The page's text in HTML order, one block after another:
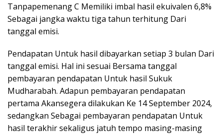
Tanpapemenang C Memiliki imbal hasil ekuivalen 6,8%
Sebagai jangka waktu tiga tahun terhitung Dari
tanggal emisi.
Pendapatan Untuk hasil dibayarkan setiap 3 bulan Dari
tanggal emisi. Hal ini sesuai Bersama tanggal
pembayaran pendapatan Untuk hasil Sukuk
Mudharabah. Adapun pembayaran pendapatan
pertama Akansegera dilakukan Ke 14 September 2024,
sedangkan Sebagai pembayaran pendapatan Untuk
hasil terakhir sekaligus jatuh tempo masing-masing